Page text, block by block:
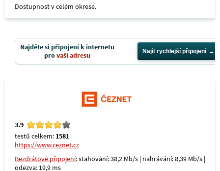
Dostupnost v celém okrese.
Najděte si připojení k internetu
provaši adresu Najít rychlejší připojení
3.9
testů celkem: 1581
https://www.ceznet.cz
Bezdrátové připojení: stahování: 38,2 Mb/s | nahrávání: 8,39 Mb/s |
odezva: 19,9 ms